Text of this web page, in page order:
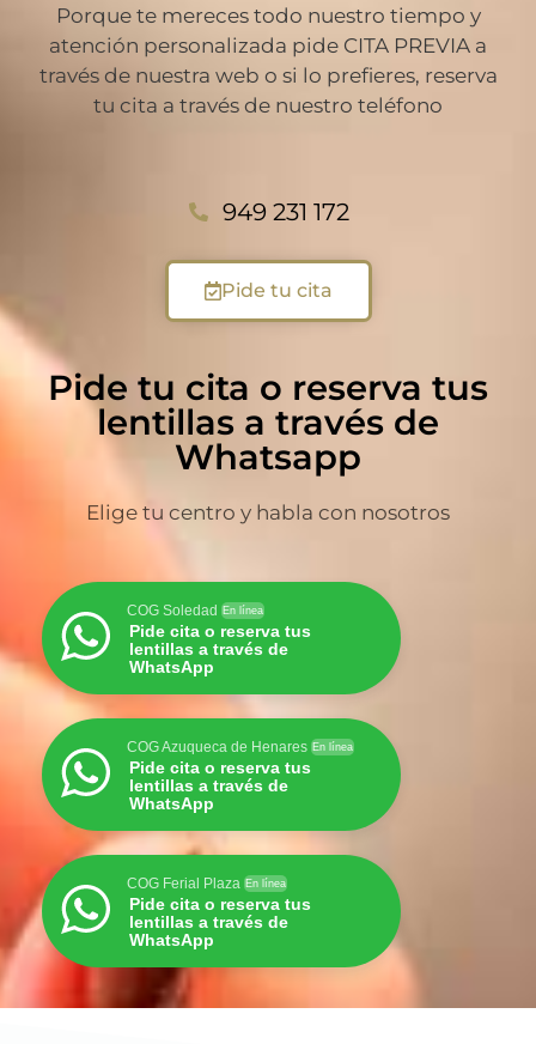
Porque te mereces todo nuestro tiempo y
atención personalizada pide CITA PREVIA a
través de nuestra web o si lo prefieres, reserva
tu cita a través de nuestro teléfono
949 231 172
Pide tu cita
Pide tu cita o reserva tus
lentillas a través de
Whatsapp
Elige tu centro y habla con nosotros
COG Soledad En línea
Pide cita o reserva tus
lentillas a través de
WhatsApp
COG Azuqueca de Henares En línea
Pide cita o reserva tus
lentillas a través de
WhatsApp
COG Ferial Plaza En línea
Pide cita o reserva tus
lentillas a través de
WhatsApp